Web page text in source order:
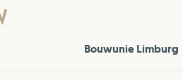
Bouwunie Limburg